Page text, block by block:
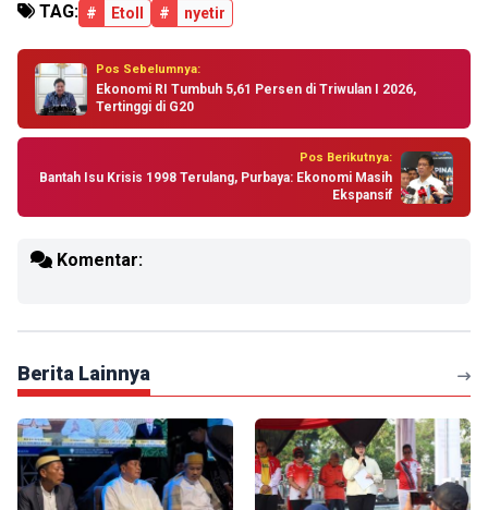
TAG: # Etoll # nyetir
Pos Sebelumnya:
Ekonomi RI Tumbuh 5,61 Persen di Triwulan I 2026,
Tertinggi di G20
Pos Berikutnya:
Bantah Isu Krisis 1998 Terulang, Purbaya: Ekonomi Masih
Ekspansif
Komentar:
Berita Lainnya